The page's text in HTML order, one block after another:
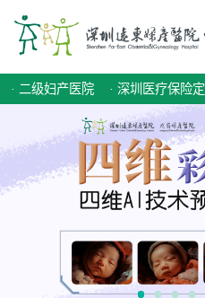
· 二级妇产医院 · 深圳医疗保险